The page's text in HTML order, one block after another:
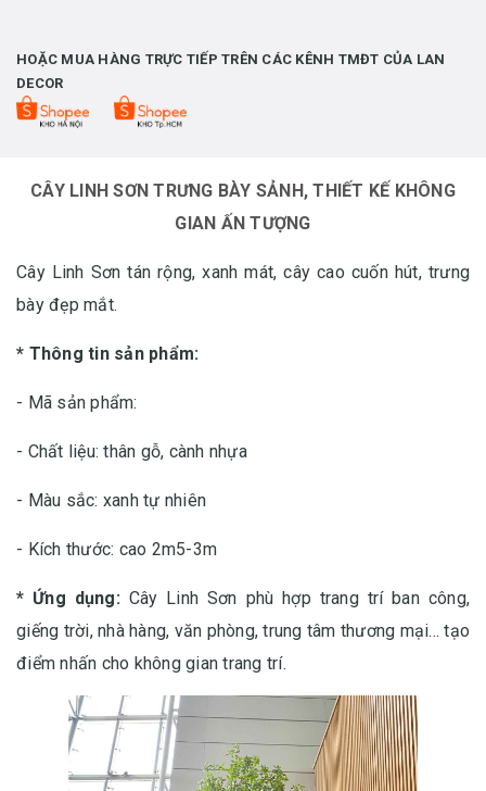
HOẶC MUA HÀNG TRỰC TIẾP TRÊN CÁC KÊNH TMĐT CỦA LAN
DECOR
CÂY LINH SƠN TRƯNG BÀY SẢNH, THIẾT KẾ KHÔNG
GIAN ẤN TƯỢNG
Cây Linh Sơn tán rộng, xanh mát, cây cao cuốn hút, trưng
bày đẹp mắt.
* Thông tin sản phẩm:
- Mã sản phẩm:
- Chất liệu: thân gỗ, cành nhựa
- Màu sắc: xanh tự nhiên
- Kích thước: cao 2m5-3m
* Ứng dụng: Cây Linh Sơn phù hợp trang trí ban công,
giếng trời, nhà hàng, văn phòng, trung tâm thương mại... tạo
điểm nhấn cho không gian trang trí.